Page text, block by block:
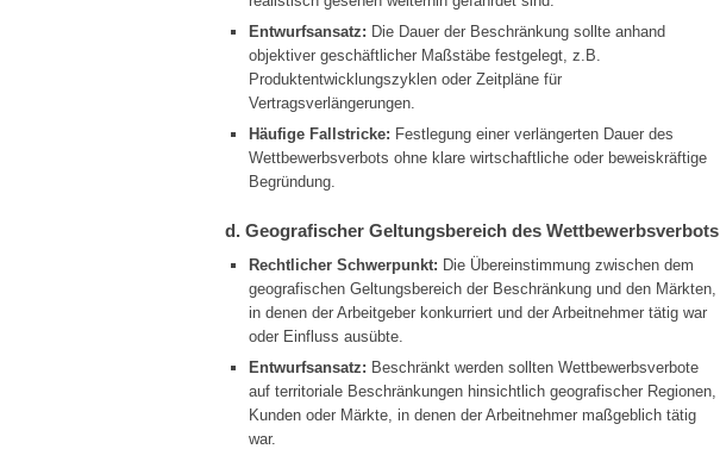
Entwurfsansatz: Die Dauer der Beschränkung sollte anhand
objektiver geschäftlicher Maßstäbe festgelegt, z.B.
Produktentwicklungszyklen oder Zeitpläne für
Vertragsverlängerungen.
Häufige Fallstricke: Festlegung einer verlängerten Dauer des
Wettbewerbsverbots ohne klare wirtschaftliche oder beweiskräftige
Begründung.
d. Geografischer Geltungsbereich des Wettbewerbsverbots
Rechtlicher Schwerpunkt: Die Übereinstimmung zwischen dem
geografischen Geltungsbereich der Beschränkung und den Märkten,
in denen der Arbeitgeber konkurriert und der Arbeitnehmer tätig war
oder Einfluss ausübte.
Entwurfsansatz: Beschränkt werden sollten Wettbewerbsverbote
auf territoriale Beschränkungen hinsichtlich geografischer Regionen,
Kunden oder Märkte, in denen der Arbeitnehmer maßgeblich tätig
war.